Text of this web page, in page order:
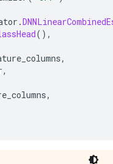
.
(),
,
,
,